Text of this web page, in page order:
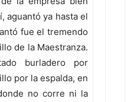
aguantó ya hasta el
fue el tremendo
de la Maestranza.
burladero por
por la espalda, en
no corre ni la